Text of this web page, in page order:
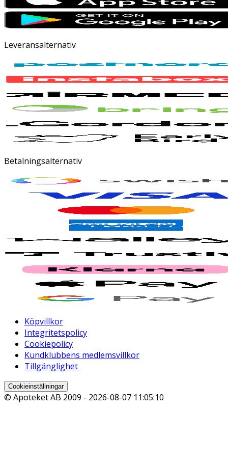
Leveransalternativ
Betalningsalternativ
Köpvillkor
Integritetspolicy
Cookiepolicy
Kundklubbens medlemsvillkor
Tillgänglighet
Cookieinställningar
© Apoteket AB 2009 - 2026-08-07 11:05:10